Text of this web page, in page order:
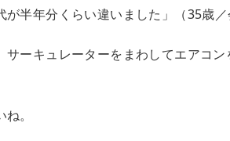
半年分くらい違いました」（35歳／
サーキュレーターをまわしてエアコ
。